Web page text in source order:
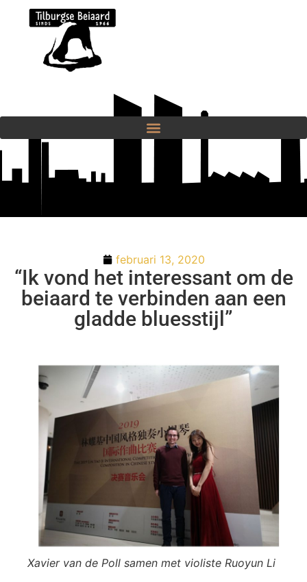
februari 13, 2020
“Ik vond het interessant om de
beiaard te verbinden aan een
gladde bluesstijl”
Xavier van de Poll samen met violiste Ruoyun Li